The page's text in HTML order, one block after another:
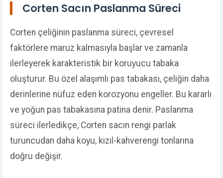
Corten Sacın Paslanma Süreci
Corten çeliğinin paslanma süreci, çevresel
faktörlere maruz kalmasıyla başlar ve zamanla
ilerleyerek karakteristik bir koruyucu tabaka
oluşturur. Bu özel alaşımlı pas tabakası, çeliğin daha
derinlerine nüfuz eden korozyonu engeller. Bu kararlı
ve yoğun pas tabakasına patina denir. Paslanma
süreci ilerledikçe, Corten sacın rengi parlak
turuncudan daha koyu, kızıl-kahverengi tonlarına
doğru değişir.